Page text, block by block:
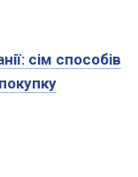
сім способів